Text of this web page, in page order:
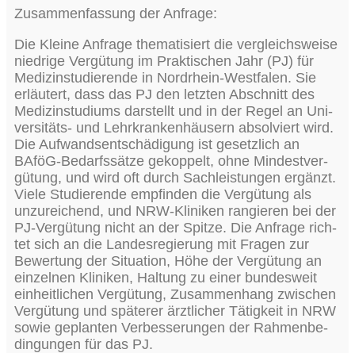
Zusam­men­fas­sung der Anfrage:
Die Klei­ne Anfra­ge the­ma­ti­siert die ver­gleichs­wei­se
nied­ri­ge Ver­gü­tung im Prak­ti­schen Jahr (PJ) für
Medi­zin­stu­die­ren­de in Nord­rhein-West­fa­len. Sie
erläu­tert, dass das PJ den letz­ten Abschnitt des
Medi­zin­stu­di­ums dar­stellt und in der Regel an Uni­
ver­si­täts- und Lehr­kran­ken­häu­sern absol­viert wird.
Die Auf­wands­ent­schä­di­gung ist gesetz­lich an
BAföG-Bedarfs­sät­ze gekop­pelt, ohne Min­dest­ver­
gü­tung, und wird oft durch Sach­leis­tun­gen ergänzt.
Vie­le Stu­die­ren­de emp­fin­den die Ver­gü­tung als
unzu­rei­chend, und NRW-Kli­ni­ken ran­gie­ren bei der
PJ-Ver­gü­tung nicht an der Spit­ze. Die Anfra­ge rich­
tet sich an die Lan­des­re­gie­rung mit Fra­gen zur
Bewer­tung der Situa­ti­on, Höhe der Ver­gü­tung an
ein­zel­nen Kli­ni­ken, Hal­tung zu einer bun­des­weit
ein­heit­li­chen Ver­gü­tung, Zusam­men­hang zwi­schen
Ver­gü­tung und spä­te­rer ärzt­li­cher Tätig­keit in NRW
sowie geplan­ten Ver­bes­se­run­gen der Rah­men­be­
din­gun­gen für das PJ.